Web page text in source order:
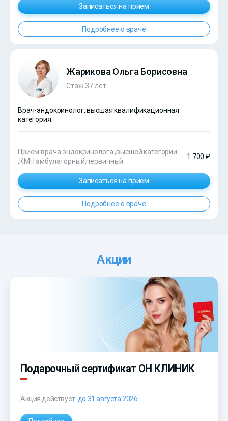
Записаться на прием
Подробнее о враче
Жарикова Ольга Борисовна
Стаж 37 лет
Врач-эндокринолог, высшая квалификационная
категория.
Прием врача эндокринолога ,высшей категории
,КМН амбулаторный,первичный
1 700 ₽
Записаться на прием
Подробнее о враче
Акции
Подарочный сертификат ОН КЛИНИК
Акция действует: до 31 августа 2026